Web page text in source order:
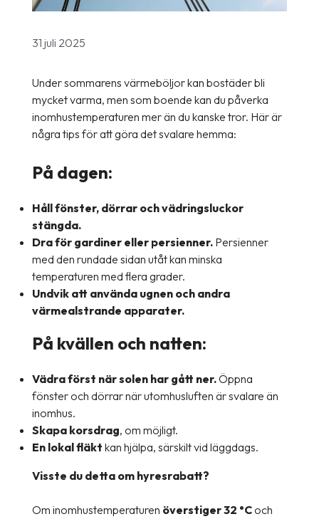
31 juli 2025
Under sommarens värmeböljor kan bostäder bli
mycket varma, men som boende kan du påverka
inomhustemperaturen mer än du kanske tror. Här är
några tips för att göra det svalare hemma:
På dagen:
Håll fönster, dörrar och vädringsluckor
stängda.
Dra för gardiner eller persienner. Persienner
med den rundade sidan utåt kan minska
temperaturen med flera grader.
Undvik att använda ugnen och andra
värmealstrande apparater.
På kvällen och natten:
Vädra först när solen har gått ner.Öppna
fönster och dörrar när utomhusluften är svalare än
inomhus.
Skapa korsdrag, om möjligt.
En lokal fläkt kan hjälpa, särskilt vid läggdags.
Visste du detta om hyresrabatt?
Om inomhustemperaturen överstiger 32 °Coch